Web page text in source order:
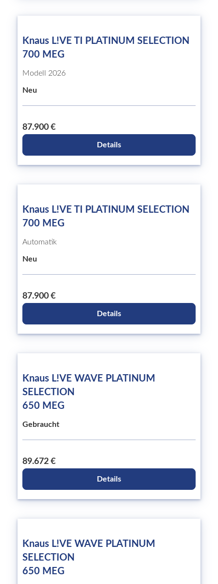
Knaus L!VE TI PLATINUM SELECTION
700 MEG
Modell 2026
Neu
87.900 €
Details
Knaus L!VE TI PLATINUM SELECTION
700 MEG
Automatik
Neu
87.900 €
Details
Knaus L!VE WAVE PLATINUM
SELECTION
650 MEG
Gebraucht
89.672 €
Details
Knaus L!VE WAVE PLATINUM
SELECTION
650 MEG